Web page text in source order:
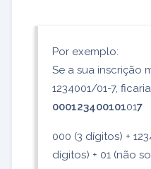
Por exemplo:
Se a sua inscrição
1234001/01-7,
000123400101017
000 (3 dígitos) +
dígitos) + 01 (não